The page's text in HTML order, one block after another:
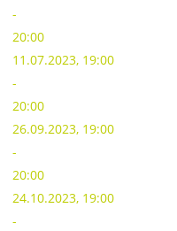
-
20:00
11.07.2023, 19:00
-
20:00
26.09.2023, 19:00
-
20:00
24.10.2023, 19:00
-